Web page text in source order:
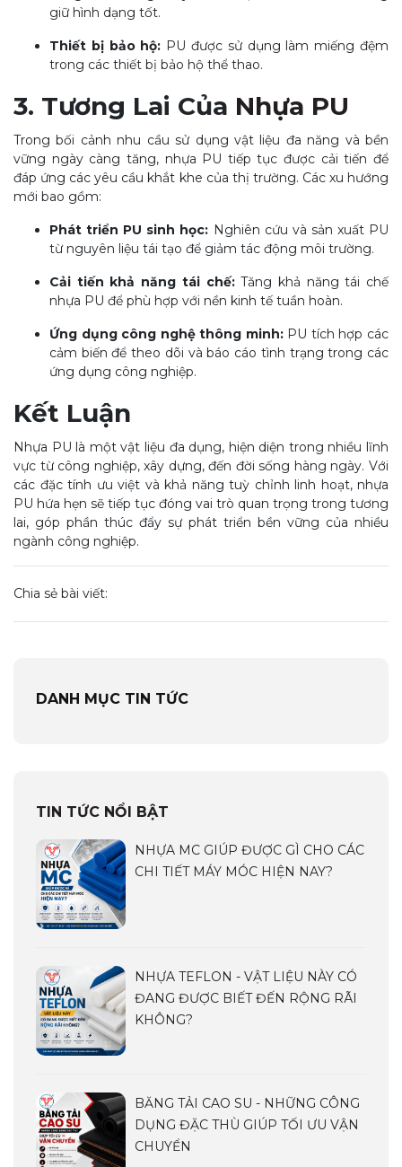
giữ hình dạng tốt.
Thiết bị bảo hộ: PU được sử dụng làm miếng đệm
trong các thiết bị bảo hộ thể thao.
3. Tương Lai Của Nhựa PU
Trong bối cảnh nhu cầu sử dụng vật liệu đa năng và bền
vững ngày càng tăng, nhựa PU tiếp tục được cải tiến để
đáp ứng các yêu cầu khắt khe của thị trường. Các xu hướng
mới bao gồm:
Phát triển PU sinh học: Nghiên cứu và sản xuất PU
từ nguyên liệu tái tạo để giảm tác động môi trường.
Cải tiến khả năng tái chế:Tăng khả năng tái chế
nhựa PU để phù hợp với nền kinh tế tuần hoàn.
Ứng dụng công nghệ thông minh:PU tích hợp các
cảm biến để theo dõi và báo cáo tình trạng trong các
ứng dụng công nghiệp.
Kết Luận
Nhựa PU là một vật liệu đa dụng, hiện diện trong nhiều lĩnh
vực từ công nghiệp, xây dựng, đến đời sống hàng ngày. Với
các đặc tính ưu việt và khả năng tuỳ chỉnh linh hoạt, nhựa
PU hứa hẹn sẽ tiếp tục đóng vai trò quan trọng trong tương
lai, góp phần thúc đẩy sự phát triển bền vững của nhiều
ngành công nghiệp.
Chia sẻ bài viết:
DANH MỤC TIN TỨC
TIN TỨC NỔI BẬT
NHỰA MC GIÚP ĐƯỢC GÌ CHO CÁC
CHI TIẾT MÁY MÓC HIỆN NAY?
NHỰA TEFLON - VẬT LIỆU NÀY CÓ
ĐANG ĐƯỢC BIẾT ĐẾN RỘNG RÃI
KHÔNG?
BĂNG TẢI CAO SU - NHỮNG CÔNG
DỤNG ĐẶC THÙ GIÚP TỐI ƯU VẬN
CHUYỂN